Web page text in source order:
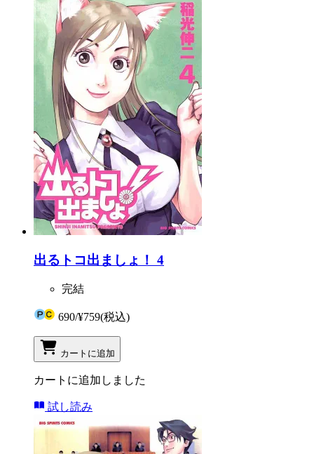
出るトコ出ましょ！ 4
完結
690/¥759(税込)
カートに追加
カートに追加しました
試し読み